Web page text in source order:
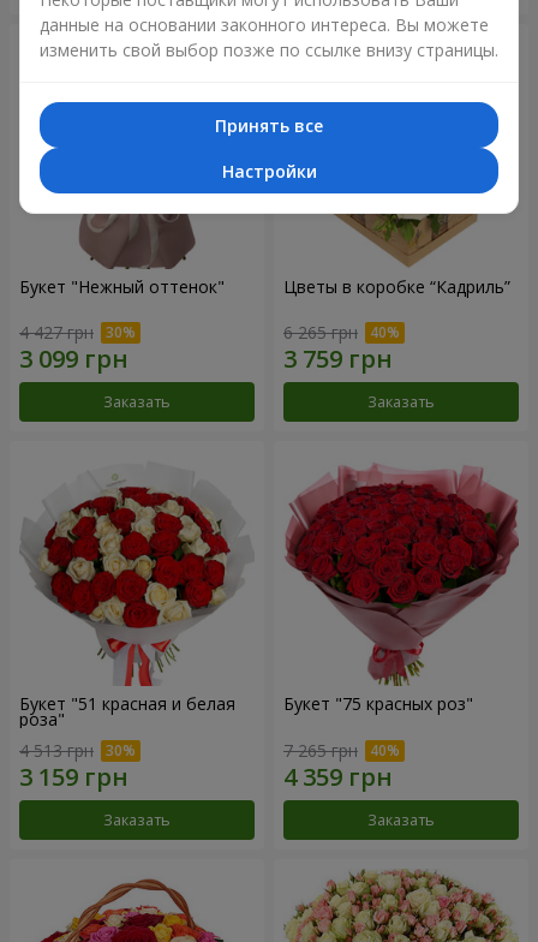
Букет "Нежный оттенок"
4 427 грн
Заказать
Цветы в коробке “Кадриль”
6 265 грн
Заказать
Букет "51 красная и белая
роза"
4 513 грн
Заказать
Букет "75 красных роз"
7 265 грн
Заказать
данные на основании законного интереса. Вы можете
изменить свой выбор позже по ссылке внизу страницы.
Принять все
Настройки